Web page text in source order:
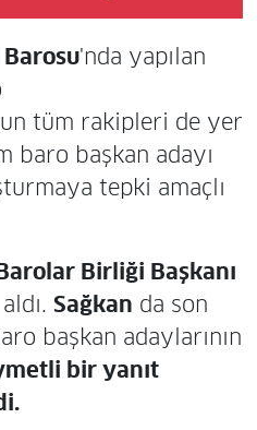
'nda yapılan
tüm rakipleri de yer
baro başkan adayı
tepki amaçlı
Birliği Başkanı
Sağkan da son
başkan adaylarının
bir yanıt